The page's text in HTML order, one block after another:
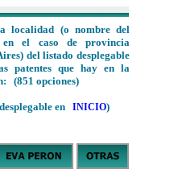
localidad (o nombre del
en el caso de provincia
del listado desplegable
patentes que hay en la
(851 opciones)
en INICIO)